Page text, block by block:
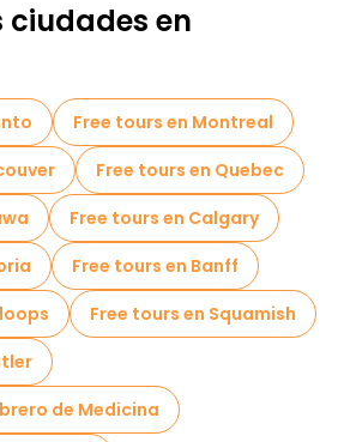
ciudades en
Free tours en Montreal
Free tours en Quebec
Free tours en Calgary
Free tours en Banff
Free tours en Squamish
de Medicina